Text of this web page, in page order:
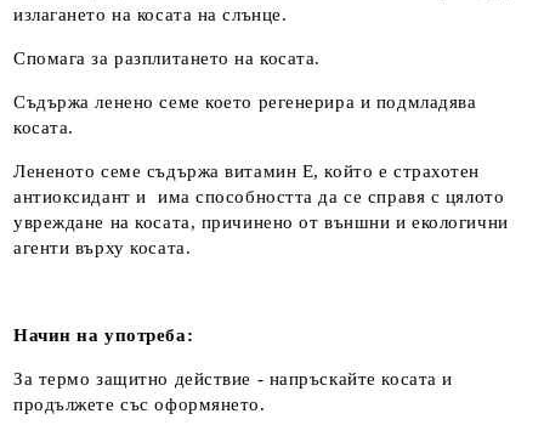
излагането на косата на слънце.
Спомага за разплитането на косата.
Съдържа ленено семе което регенерира и подмладява
косата.
Лененото семе съдържа витамин Е, който е страхотен
антиоксидант и има способността да се справя с цялото
увреждане на косата, причинено от външни и екологични
агенти върху косата.
Начин на употреба:
За термо защитно действие - напръскайте косата и
продължете със оформянето.